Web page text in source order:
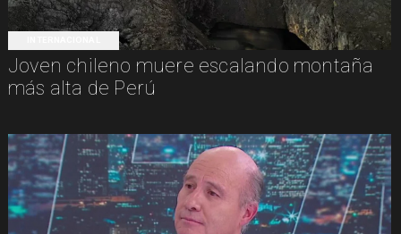
Joven chileno muere escalando montaña
más alta de Perú